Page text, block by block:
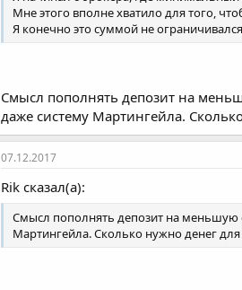
Мне этого вполне хватило для того,
Я конечно это суммой не
Смысл пополнять депозит на
даже систему Мартингейла.
07.12.2017
Rik сказал(а):
Смысл пополнять депозит на меньшую
Мартингейла. Сколько нужно денег для